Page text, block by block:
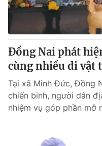
Đồng Nai phát
cùng nhiều di vật
Tại xã Minh Đức, Đồng
chiến binh, người dân
nhiệm vụ góp phần mở